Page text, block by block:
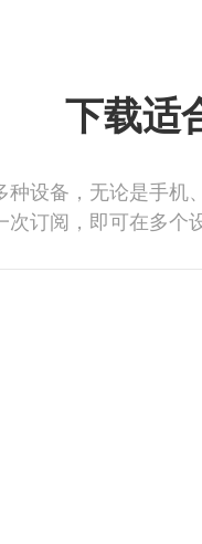
下载适
设备，无论是手机
次订阅，即可在多个